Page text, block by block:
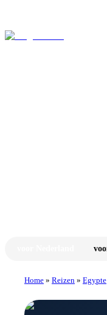
Home » Reizen » Egypte